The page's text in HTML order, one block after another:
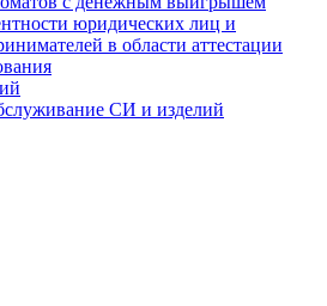
юридических лиц и
в области аттестации
СИ и изделий